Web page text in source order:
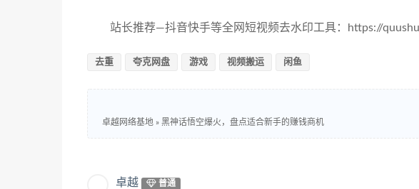
站长推荐—抖音快手等全网短视频去水印工具：https://
去重 夸克网盘 游戏 视频搬运 闲鱼
卓越网络基地 » 黑神话悟空爆火，盘点适合新手的赚钱商机
卓越 普通